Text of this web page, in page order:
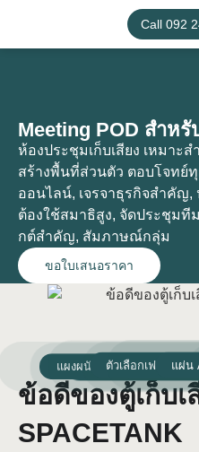
Call 092
Meeting POD สำห
ห้องประชุมเก็บเสียง เหมาะ
สร้างพื้นที่ส่วนตัว ตอบโจทย์
ออนไลน์, เจรจาธุรกิจสำคัญ
ต้องใช้สมาธิสูง, จัดประชุมที
กต์สำคัญ, สัมภาษณ์กลุ่ม
ขอใบเสนอราคา
ป้องกันเสียง 32 ±3 dB
แผงผนังกันเสียงหนา 60 มม
กระจกกันเ
ตัวเลือกเฟอร์นิเจอ
แผ่น
ข้อดีของตู้เก็บเ
SPACETANK